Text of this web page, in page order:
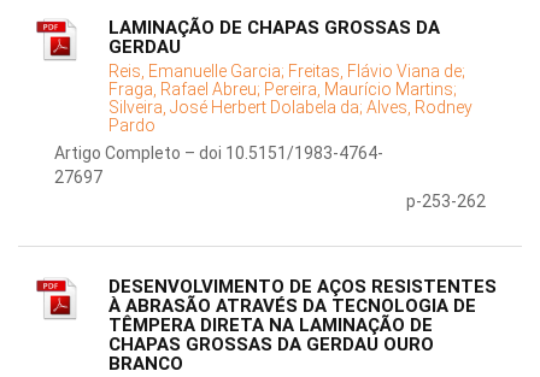
LAMINAÇÃO DE CHAPAS GROSSAS DA
GERDAU
Reis, Emanuelle Garcia; Freitas, Flávio Viana de;
Fraga, Rafael Abreu; Pereira, Maurício Martins;
Silveira, José Herbert Dolabela da; Alves, Rodney
Pardo
Artigo Completo – doi 10.5151/1983-4764-
27697
p-253-262
DESENVOLVIMENTO DE AÇOS RESISTENTES
À ABRASÃO ATRAVÉS DA TECNOLOGIA DE
TÊMPERA DIRETA NA LAMINAÇÃO DE
CHAPAS GROSSAS DA GERDAU OURO
BRANCO